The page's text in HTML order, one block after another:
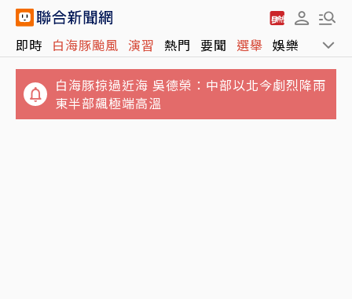
即時 白海豚颱風 演習 熱門 要聞 選舉 娛樂 運動
白海豚掠過近海 吳德榮：中部以北今劇烈降雨
東半部飆極端高溫